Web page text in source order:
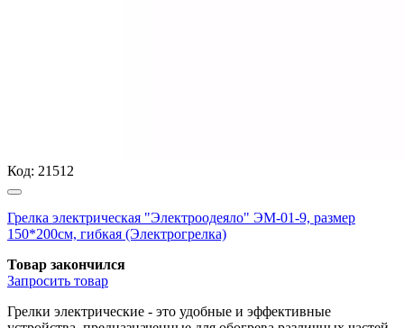
Код: 21512
Грелка электрическая "Электроодеяло" ЭМ-01-9, размер
150*200см, гибкая (Электрогрелка)
Товар закончился
Запросить товар
Грелки электрические - это удобные и эффективные